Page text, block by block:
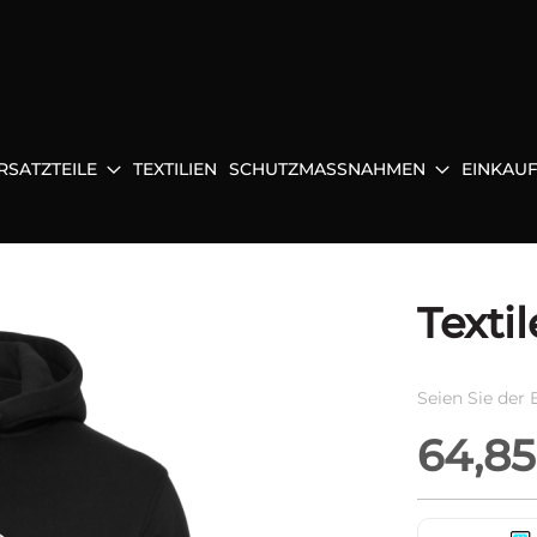
TEXTILIEN SCHUTZMASSNAHMEN
Seien Sie der